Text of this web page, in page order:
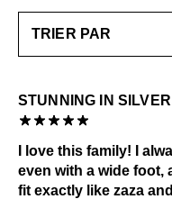
STUNNING IN SILVER
I love this family! I
even with a wide foot,
fit exactly like zaza